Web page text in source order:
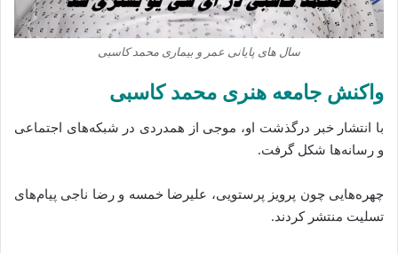
سال‌ های پایانی عمر و بیماری محمد کاسبی
واکنش جامعه هنری محمد کاسبی
با انتشار خبر درگذشت او، موجی از همدردی در شبکه‌های اجتماعی
و رسانه‌ها شکل گرفت.
چهره‌هایی چون پرویز پرستویی، علیرضا خمسه و رضا ناجی پیام‌های
تسلیت منتشر کردند.